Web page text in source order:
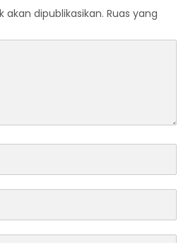
dipublikasikan. Ruas yang